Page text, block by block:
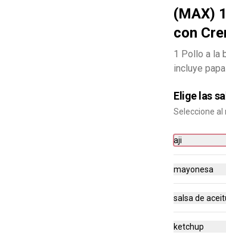
(MAX)
con
1 Pollo a la
incluye
Elige las
Seleccione al
aji
mayonesa
salsa de
ketchup